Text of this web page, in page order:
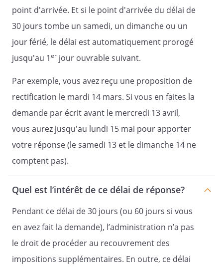
point d'arrivée. Et si le point d'arrivée du délai de
30 jours tombe un samedi, un dimanche ou un
jour férié, le délai est automatiquement prorogé
jusqu'au 1er jour ouvrable suivant.
Par exemple, vous avez reçu une proposition de
rectification le mardi 14 mars. Si vous en faites la
demande par écrit avant le mercredi 13 avril,
vous aurez jusqu'au lundi 15 mai pour apporter
votre réponse (le samedi 13 et le dimanche 14 ne
comptent pas).
Quel est l’intérêt de ce délai de réponse?
Pendant ce délai de 30 jours (ou 60 jours si vous
en avez fait la demande), l’administration n’a pas
le droit de procéder au recouvrement des
impositions supplémentaires. En outre, ce délai